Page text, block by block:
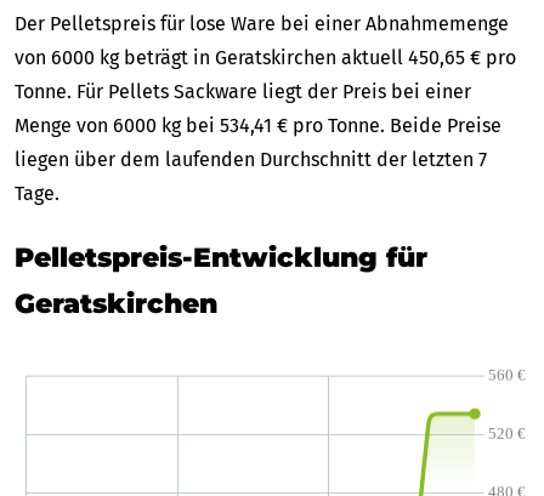
Der Pelletspreis für lose Ware bei einer Abnahmemenge
von 6000 kg beträgt in Geratskirchen aktuell 450,65 € pro
Tonne. Für Pellets Sackware liegt der Preis bei einer
Menge von 6000 kg bei 534,41 € pro Tonne. Beide Preise
liegen über dem laufenden Durchschnitt der letzten 7
Tage.
Pelletspreis-Entwicklung für
Geratskirchen